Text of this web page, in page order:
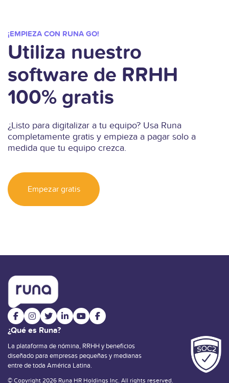
¡EMPIEZA CON RUNA GO!
Utiliza nuestro
software de RRHH
100% gratis
¿Listo para digitalizar a tu equipo? Usa Runa
completamente gratis y empieza a pagar solo a
medida que tu equipo crezca.
Empezar gratis
¿Qué es Runa?
La plataforma de nómina, RRHH y beneficios
diseñado para empresas pequeñas y medianas
entre de toda América Latina.
© Copyright 2026 Runa HR Holdings Inc. All rights reserved.